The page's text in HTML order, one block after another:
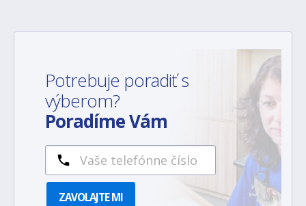
Potrebuje poradiť s
výberom?
Poradíme Vám
ZAVOLAJTE MI